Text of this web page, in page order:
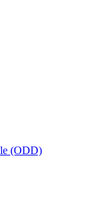
(ODD)